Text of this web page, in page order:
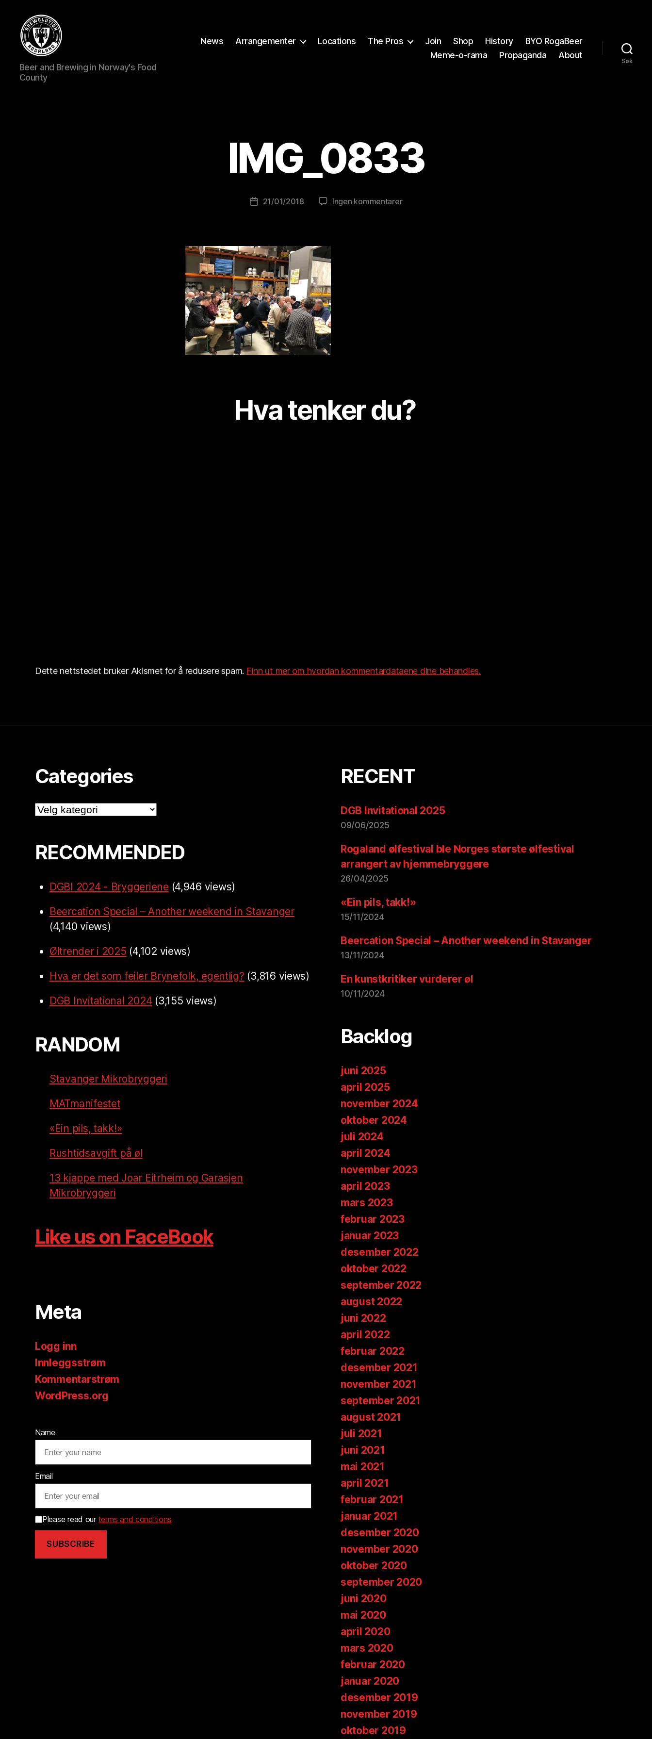
BREWOLUTION
ROGALAND
Beer and Brewing in Norway's Food
County
News Arrangementer Locations The Pros Join Shop History
BYO RogaBeer
Meme-o-rama
Propaganda About
Søk
IMG_0833
Innleggsforfatter
B
r
e
lu
Publiseringsdato
21/01/2018 Ingen kommentarertil
Hva tenker du?
Dette nettstedet bruker Akismet for å redusere spam. Finn ut mer om hvordan kommentardataene dine behandles.
Categories
Categories
RECOMMENDED
DGBI 2024 - Bryggeriene (4,946 views)
Beercation Special – Another weekend in Stavanger
(4,140 views)
Øltrender i 2025 (4,102 views)
Hva er det som feiler Brynefolk, egentlig? (3,816 views)
DGB Invitational 2024 (3,155 views)
RANDOM
Stavanger Mikrobryggeri
MATmanifestet
«Ein pils, takk!»
Rushtidsavgift på øl
13 kjappe med Joar Eitrheim og Garasjen
Mikrobryggeri
Like us on FaceBook
Meta
Logg inn
Innleggsstrøm
Kommentarstrøm
WordPress.org
Name
Email
Please read our terms and conditions
RECENT
DGB Invitational 2025
09/06/2025
Rogaland ølfestival ble Norges største ølfestival
arrangert av hjemmebryggere
26/04/2025
«Ein pils, takk!»
15/11/2024
Beercation Special – Another weekend in Stavanger
13/11/2024
En kunstkritiker vurderer øl
10/11/2024
Backlog
juni 2025
april 2025
november 2024
oktober 2024
juli 2024
april 2024
november 2023
april 2023
mars 2023
februar 2023
januar 2023
desember 2022
oktober 2022
september 2022
august 2022
juni 2022
april 2022
februar 2022
desember 2021
november 2021
september 2021
august 2021
juli 2021
juni 2021
mai 2021
april 2021
februar 2021
januar 2021
desember 2020
november 2020
oktober 2020
september 2020
juni 2020
mai 2020
april 2020
mars 2020
februar 2020
januar 2020
desember 2019
november 2019
oktober 2019